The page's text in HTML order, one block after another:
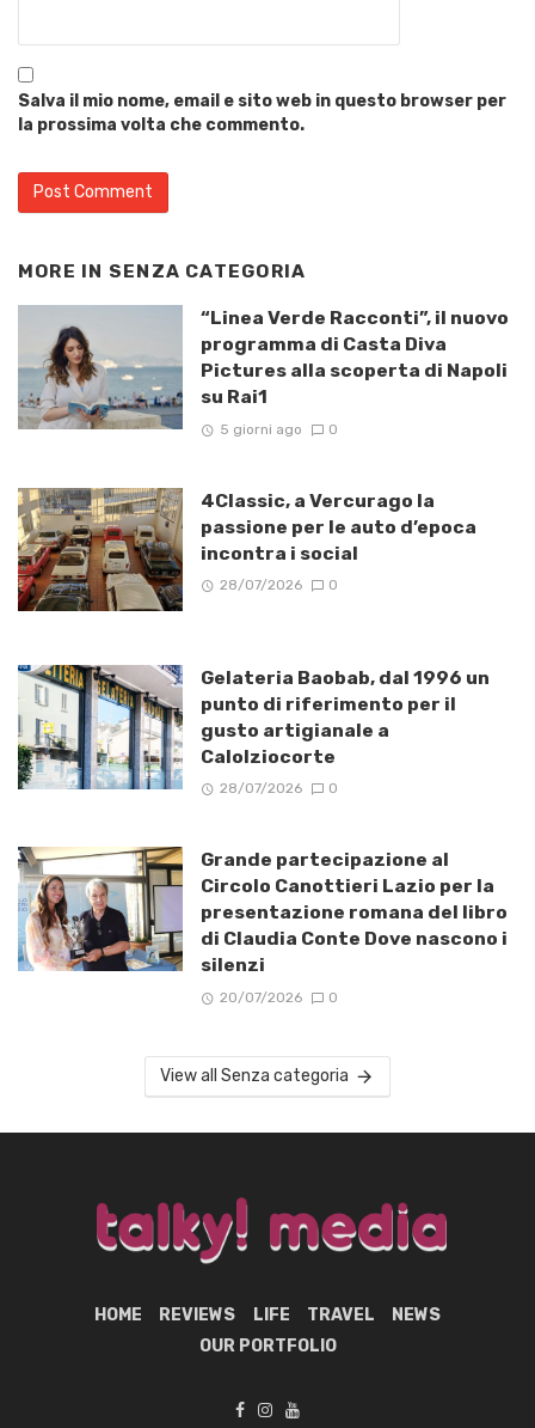
Salva il mio nome, email e sito web in questo browser per
la prossima volta che commento.
MORE IN SENZA CATEGORIA
“Linea Verde Racconti”, il nuovo
programma di Casta Diva
Pictures alla scoperta di Napoli
su Rai1
5 giorni ago 0
4Classic, a Vercurago la
passione per le auto d’epoca
incontra i social
28/07/2026 0
Gelateria Baobab, dal 1996 un
punto di riferimento per il
gusto artigianale a
Calolziocorte
28/07/2026 0
Grande partecipazione al
Circolo Canottieri Lazio per la
presentazione romana del libro
di Claudia Conte Dove nascono i
silenzi
20/07/2026 0
View all Senza categoria
HOME REVIEWS LIFE TRAVEL
NEWS
OUR PORTFOLIO